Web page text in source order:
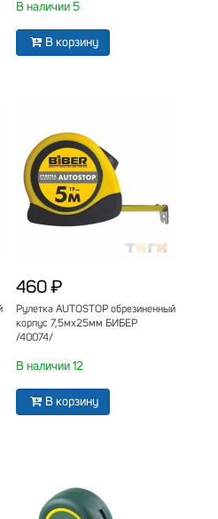
В наличии 5
В корзину
460 ₽
Рулетка AUTOSTOP обрезиненный
корпус 7,5мх25мм БИБЕР
/40074/
В наличии 12
В корзину